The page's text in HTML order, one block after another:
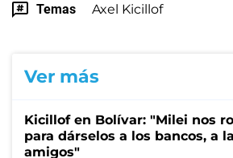
Temas Axel Kicillof
Ver más
Kicillof en Bolívar: "Milei nos
para dárselos a los bancos, a
amigos"